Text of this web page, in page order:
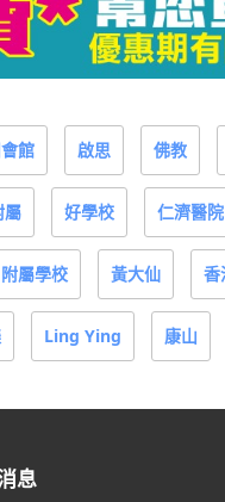
館 啟思 佛教
屬 好學校 仁濟醫院
附屬學校 黃大仙 香
Ling Ying 康山
息